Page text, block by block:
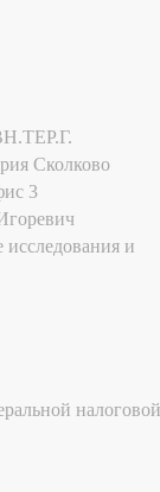
Сколково
3
и
налоговой